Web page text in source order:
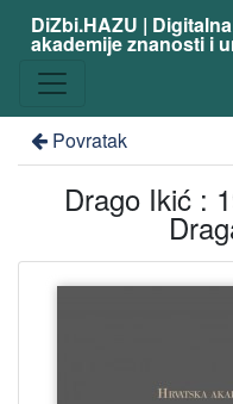
DiZbi.HAZU |
akademije znanosti i
Povratak
Drago Ikić :